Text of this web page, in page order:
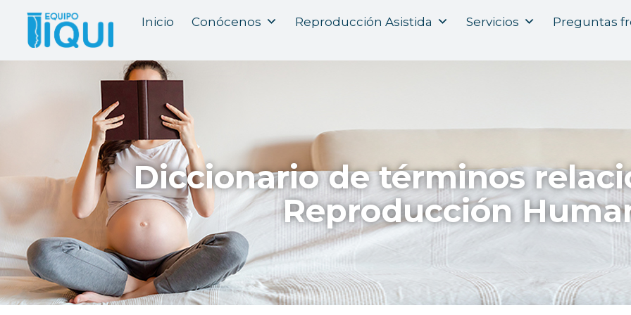
Inicio Conócenos Reproducción Asistida Servicios Preguntas
Diccionario de términos
Reproducción